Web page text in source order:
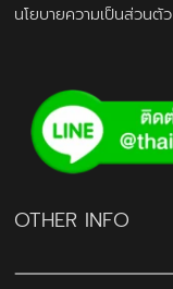
นโยบายความเป็นส่วนตัว
OTHER INFO